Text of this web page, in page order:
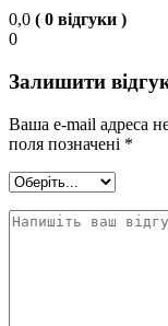
0,0 ( 0 відгуки )
0
Залишити
Ваша e-mail адреса
поля позначені *